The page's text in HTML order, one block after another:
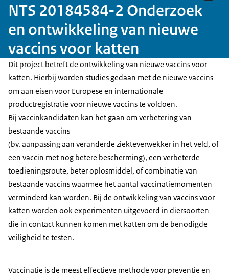
NTS 20184584-2 Onderzoek
en ontwikkeling van nieuwe
vaccins voor katten
Dit project betreft de ontwikkeling van nieuwe vaccins voor
katten. Hierbij worden studies gedaan met de nieuwe vaccins
om aan eisen voor Europese en internationale
productregistratie voor nieuwe vaccins te voldoen.
Bij vaccinkandidaten kan het gaan om verbetering van
bestaande vaccins
(bv. aanpassing aan veranderde ziekteverwekker in het veld, of
een vaccin met nog betere bescherming), een verbeterde
toedieningsroute, beter oplosmiddel, of combinatie van
bestaande vaccins waarmee het aantal vaccinatiemomenten
verminderd kan worden. Bij de ontwikkeling van vaccins voor
katten worden ook experimenten uitgevoerd in diersoorten
die in contact kunnen komen met katten om de benodigde
veiligheid te testen.
Vaccinatie is de meest effectieve methode voor preventie en